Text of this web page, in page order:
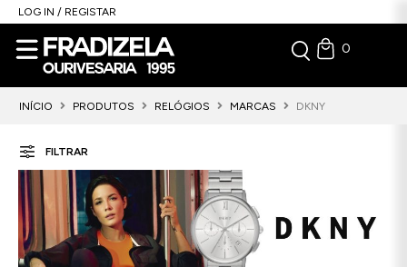
LOG IN / REGISTAR
0
INÍCIO PRODUTOS RELÓGIOS MARCAS DKNY
FILTRAR